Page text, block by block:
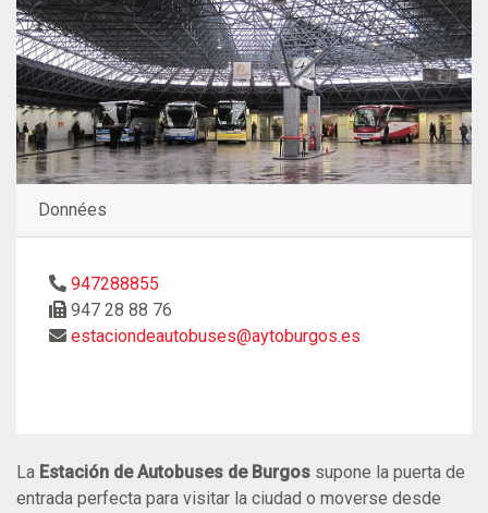
Données
947288855
947 28 88 76
estaciondeautobuses@aytoburgos.es
La Estación de Autobuses de Burgos supone la puerta de
entrada perfecta para visitar la ciudad o moverse desde